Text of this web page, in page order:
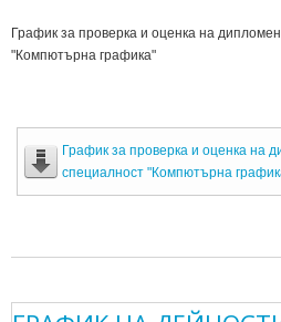
График за проверка и оценка на
"Компютърна графика"
График за проверка и оценка на
специалност "Компютърна